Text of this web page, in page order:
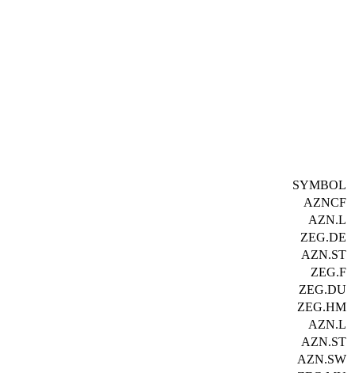
SYMBOL
AZNCF
AZN.L
ZEG.DE
AZN.ST
ZEG.F
ZEG.DU
ZEG.HM
AZN.L
AZN.ST
AZN.SW